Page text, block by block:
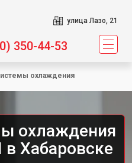
улица Лазо, 21
350-44-53
охлаждения
охлаждения
Хабаровске